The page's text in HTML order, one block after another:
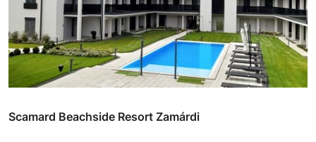
Scamard Beachside Resort Zamárdi